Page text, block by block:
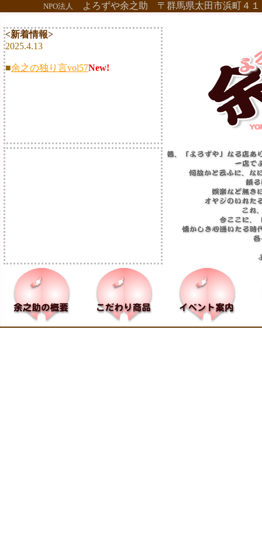
NPO法人 よろずや余之助 〒群馬県太田市浜町４
<新着情報>
2025.4.13
■余之の独り言vol57New!